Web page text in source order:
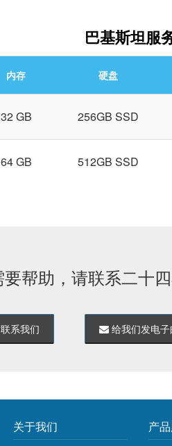
巴基斯坦服
内存 硬盘
32 GB 256GB SSD
64 GB 512GB SSD
帮助，请联系二十
系我们 给我们发电子
关于我们 产